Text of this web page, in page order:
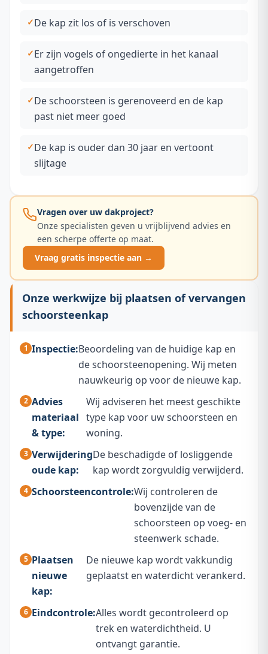
De kap zit los of is verschoven
Er zijn vogels of ongedierte in het kanaal
aangetroffen
De schoorsteen is gerenoveerd en de kap
past niet meer goed
De kap is ouder dan 30 jaar en vertoont
slijtage
Vragen over uw dakproject?
Onze specialisten geven u vrijblijvend advies en
een scherpe offerte op maat.
Vraag gratis inspectie aan →
Onze werkwijze bij plaatsen of vervangen
schoorsteenkap
Inspectie:Beoordeling van de huidige kap en
de schoorsteenopening. Wij meten
nauwkeurig op voor de nieuwe kap.
Advies
materiaal
& type:
Wij adviseren het meest geschikte
type kap voor uw schoorsteen en
woning.
Verwijdering
oude kap:
De beschadigde of losliggende
kap wordt zorgvuldig verwijderd.
Schoorsteencontrole:Wij controleren de
bovenzijde van de
schoorsteen op voeg- en
steenwerk schade.
Plaatsen
nieuwe
kap:
De nieuwe kap wordt vakkundig
geplaatst en waterdicht verankerd.
Eindcontrole:Alles wordt gecontroleerd op
trek en waterdichtheid. U
ontvangt garantie.